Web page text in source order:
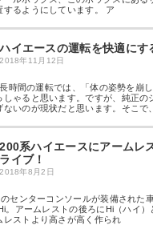
するようにしています。 ア
ハイエースの運転を快適にす
2018年11月12日
長時間の運転では、「体の姿勢を崩
しゃると思います。ですが、純正の
ないのが現状だと思います。そこで
200系ハイエースにアームレ
ライブ！
2018年8月2日
センターコンソールが装備された
。アームレストの後ろにHi（ハイ
レストより高さが高く作られ